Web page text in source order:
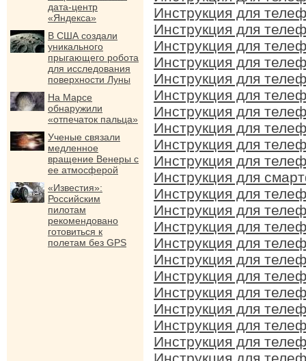
дата-центр
«Яндекса»
В США создали
уникального
прыгающего робота
для исследования
поверхности Луны
На Марсе
обнаружили
«отпечаток пальца»
Ученые связали
медленное
вращение Венеры с
ее атмосферой
«Известия»:
Российским
пилотам
рекомендовано
готовиться к
полетам без GPS
Инструкция для
Инструкция для
Инструкция для
Инструкция для
Инструкция для
Инструкция для
Инструкция для
Инструкция для
Инструкция для
Инструкция для
Инструкция для
Инструкция для
Инструкция для
Инструкция для
Инструкция для
Инструкция для
Инструкция для
Инструкция для
Инструкция для
Инструкция для
Инструкция для